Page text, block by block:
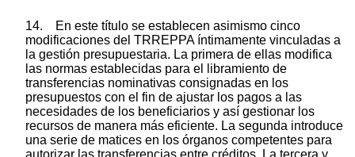
14. En este título se establecen asimismo cinco
modificaciones del TRREPPA íntimamente vinculadas a
la gestión presupuestaria. La primera de ellas modifica
las normas establecidas para el libramiento de
transferencias nominativas consignadas en los
presupuestos con el fin de ajustar los pagos a las
necesidades de los beneficiarios y así gestionar los
recursos de manera más eficiente. La segunda introduce
una serie de matices en los órganos competentes para
autorizar las transferencias entre créditos. La tercera y